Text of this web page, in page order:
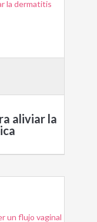
aliviar la